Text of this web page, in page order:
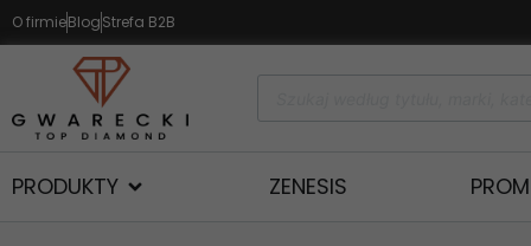
O firmieBlogStrefa B2B
PRODUKTY ZENESIS